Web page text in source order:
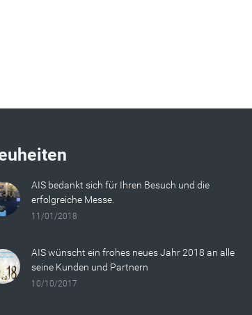
AIS bedankt sich für Ihren Besuch und die
erfolgreiche Messe.
11/01/2018
AIS wünscht ein frohes neues Jahr 2018 an alle
seine Kunden und Partnern
10/10/2017